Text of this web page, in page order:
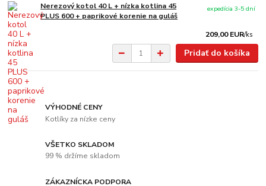
Nerezový kotol 40 L + nízka kotlina 45
PLUS 600 + paprikové korenie na guláš
209,00 EUR/ks
expedícia 3-5 dní
Pridať do košíka
VÝHODNÉ CENY
Kotlíky za nízke ceny
VŠETKO SKLADOM
99 % držíme skladom
ZÁKAZNÍCKA PODPORA